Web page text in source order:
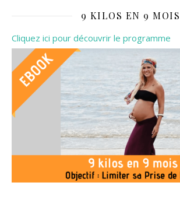
9 KILOS EN 9 MOIS
Cliquez ici pour découvrir le programme